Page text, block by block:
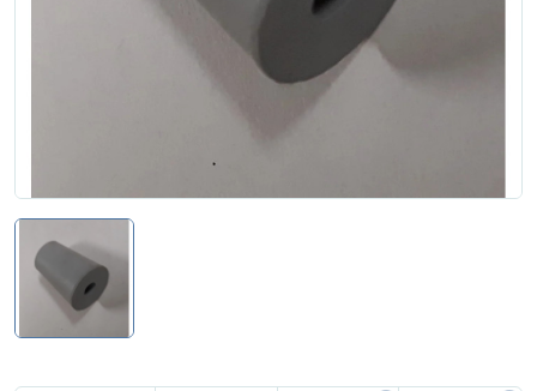
Regulamin
Polityka prywatności
i cookies
Skontaktuj się z nami